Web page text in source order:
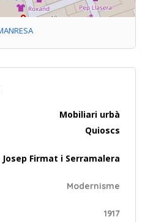
Mobiliari urbà
Quioscs
Josep Firmat i Serramalera
Modernisme
1917